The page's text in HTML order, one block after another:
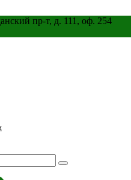
пр-т, д. 111, оф. 254